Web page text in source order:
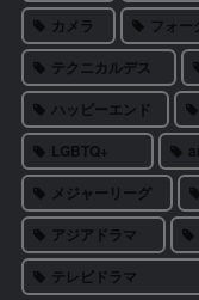
カメラ
フォー
テクニカルデス
ハッピーエンド
LGBTQ+
メジャーリーグ
アジアドラマ
テレビドラマ